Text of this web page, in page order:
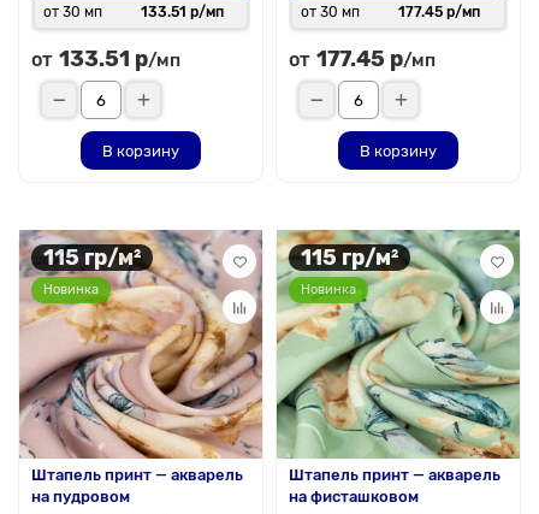
от 30 мп
133.51 р/мп
от 133.51 р/мп
В корзину
от 30 мп
177.45 р/мп
от 177.45 р/мп
В корзину
115 гр/м²
Новинка
Штапель принт — акварель
на пудровом
115 гр/м²
Новинка
Штапель принт — акварель
на фисташковом